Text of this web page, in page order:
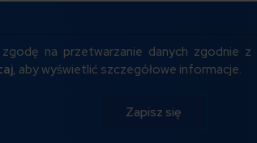
zgodę na przetwarzanie danych zgodnie z
, aby wyświetlić szczegółowe informacje.